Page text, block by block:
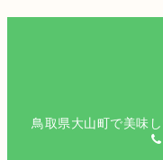
鳥取県大山町で美味